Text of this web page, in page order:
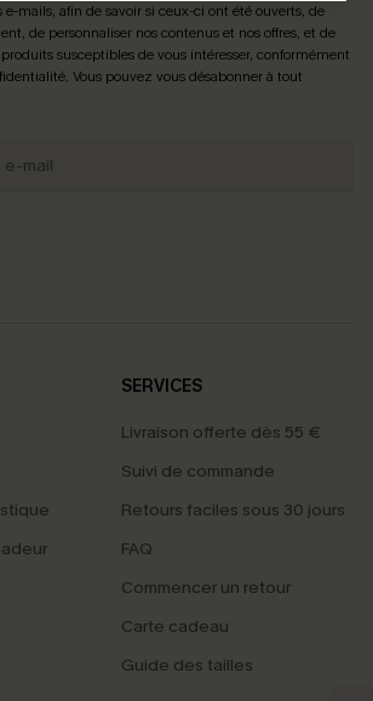
e-mails, afin de savoir si ceux-ci ont été ouverts, de
de personnaliser nos contenus et nos offres, et de
susceptibles de vous intéresser, conformément
. Vous pouvez vous désabonner à tout
SERVICES
Livraison offerte dès 55 €
Suivi de commande
Retours faciles sous 30 jours
FAQ
Commencer un retour
Carte cadeau
Guide des tailles
DE -15%